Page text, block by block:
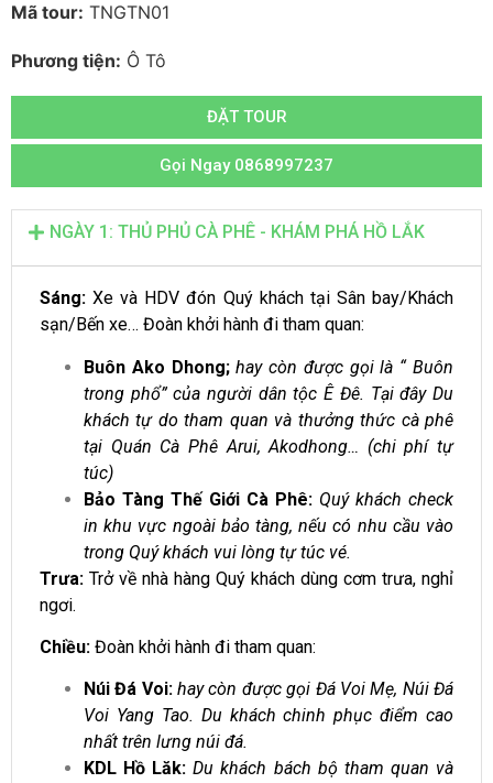
Mã tour: TNGTN01
Phương tiện: Ô Tô
ĐẶT TOUR
Gọi Ngay 0868997237
NGÀY 1: THỦ PHỦ CÀ PHÊ - KHÁM PHÁ HỒ LẮK
Sáng: Xe và HDV đón Quý khách tại Sân bay/Khách
sạn/Bến xe… Đoàn khởi hành đi tham quan:
Buôn Ako Dhong;hay còn được gọi là “ Buôn
trong phổ” của người dân tộc Ê Đê. Tại đây Du
khách tự do tham quan và thưởng thức cà phê
tại Quán Cà Phê Arui, Akodhong… (chi phí tự
túc)
Bảo Tàng Thế Giới Cà Phê: Quý khách check
in khu vực ngoài bảo tàng, nếu có nhu cầu vào
trong Quý khách vui lòng tự túc vé.
Trưa: Trở về nhà hàng Quý khách dùng cơm trưa, nghỉ
ngơi.
Chiều: Đoàn khởi hành đi tham quan:
Núi Đá Voi:hay còn được gọi Đá Voi Mẹ, Núi Đá
Voi Yang Tao. Du khách chinh phục điểm cao
nhất trên lưng núi đá.
KDL Hồ Lăk:Du khách bách bộ tham quan và